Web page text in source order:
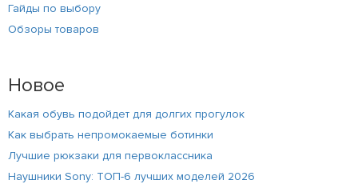
Гайды по выбору
Обзоры товаров
Новое
Какая обувь подойдет для долгих прогулок
Как выбрать непромокаемые ботинки
Лучшие рюкзаки для первоклассника
Наушники Sony: ТОП-6 лучших моделей 2026